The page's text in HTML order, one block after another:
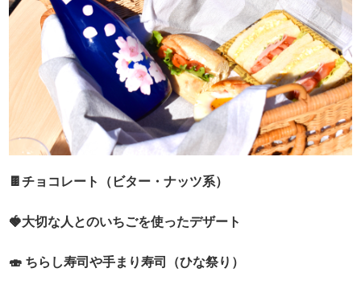
🍫チョコレート（ビター・ナッツ系）
🍓大切な人とのいちごを使ったデザート
🍣 ちらし寿司や手まり寿司（ひな祭り）